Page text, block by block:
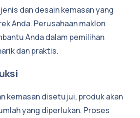
dan desain kemasan yang
Anda. Perusahaan maklon
Anda dalam pemilihan
dan praktis.
kemasan disetujui, produk akan
yang diperlukan. Proses